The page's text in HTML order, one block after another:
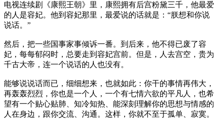
电视连续剧《康熙王朝》里，康熙拥有后宫粉黛三千，他最爱
的人是容妃。他到容妃那里，最爱说的话就是：“朕想和你说
说话。”
然后，把一些国事家事倾诉一番。到后来，他不得已废了容
妃，每每郁闷时，总要走到容妃宫前。但是，人去宫空，贵为
千古大帝，连一个说话的人也没有。
能够说说话而已，细细想来，也就如此：你干的事情再伟大，
再轰轰烈烈，你也是一个人，一个有七情六欲的平凡人，也希
望有一个贴心贴肺、知冷知热、能深刻理解你的思想与情感的
人在身边，跟你交流、沟通。这样，你就不至于孤单、寂寞。